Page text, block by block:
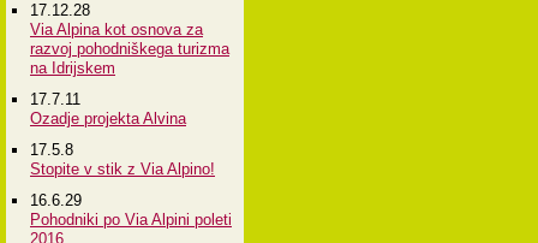
17.12.28
Via Alpina kot osnova za
razvoj pohodniškega turizma
na Idrijskem
17.7.11
Ozadje projekta Alvina
17.5.8
Stopite v stik z Via Alpino!
16.6.29
Pohodniki po Via Alpini poleti
2016